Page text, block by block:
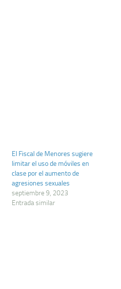
El Fiscal de Menores sugiere
limitar el uso de móviles en
clase por el aumento de
agresiones sexuales
septiembre 9, 2023
Entrada similar